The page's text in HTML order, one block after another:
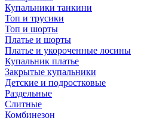
Купальники танкини
Топ и трусики
Топ и шорты
Платье и шорты
Платье и укороченные лосины
Купальник платье
Закрытые купальники
Детские и подростковые
Раздельные
Слитные
Комбинезон